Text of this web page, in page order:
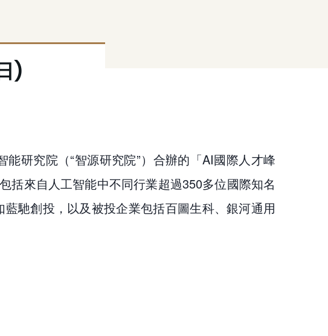
)
研究院（“智源研究院”）合辦的「AI國際人才峰
括來自人工智能中不同行業超過350多位國際知名
馳創投，以及被投企業包括百圖生科、銀河通用